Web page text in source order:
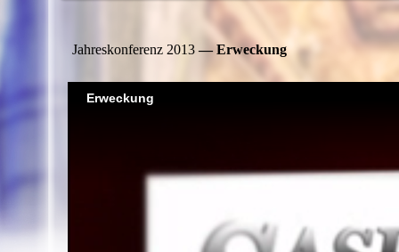
Jahreskonferenz 2013— Erweckung
Erweckung